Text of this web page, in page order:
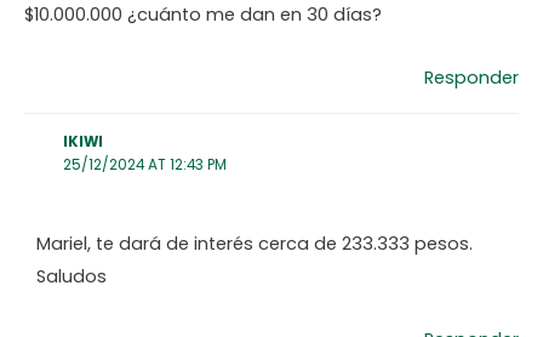
$10.000.000 ¿cuánto me dan en 30 días?
Responder
IKIWI
25/12/2024 AT 12:43 PM
Mariel, te dará de interés cerca de 233.333 pesos.
Saludos